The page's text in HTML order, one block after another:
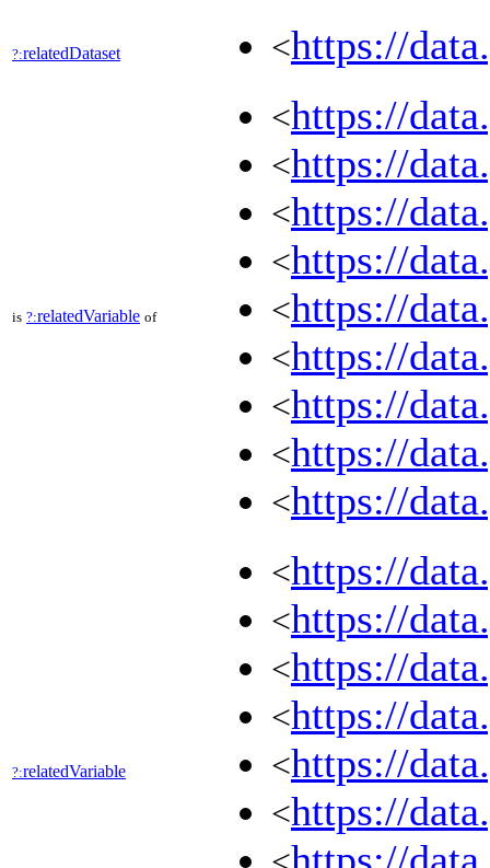
?:relatedDataset <https://
is ?:relatedVariable of
<https://
<https://
<https://
<https://
<https://
<https://
<https://
<https://
<https://
?:relatedVariable
<https://
<https://
<https://
<https://
<https://
<https://